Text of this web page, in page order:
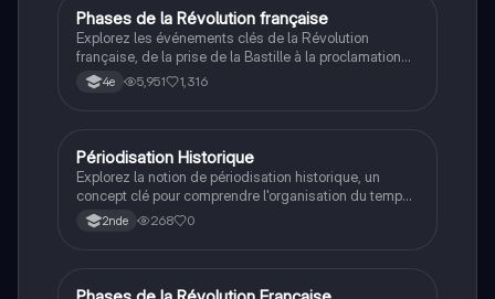
Histoire
Phases de la Révolution française
Explorez les événements clés de la Révolution
française, de la prise de la Bastille à la proclamation
de la Première République. Ce résumé couvre les
dates importantes, les figures majeures comme Louis
cruciale de l'histoire. Type de document : résumé.
4e 5,951 1,316
Histoire
Périodisation Historique
Explorez la notion de périodisation historique, un
concept clé pour comprendre l'organisation du temps
en histoire. Ce document aborde les ruptures
historiques, les périodes majeures de l'Antiquité à
2nde 268 0